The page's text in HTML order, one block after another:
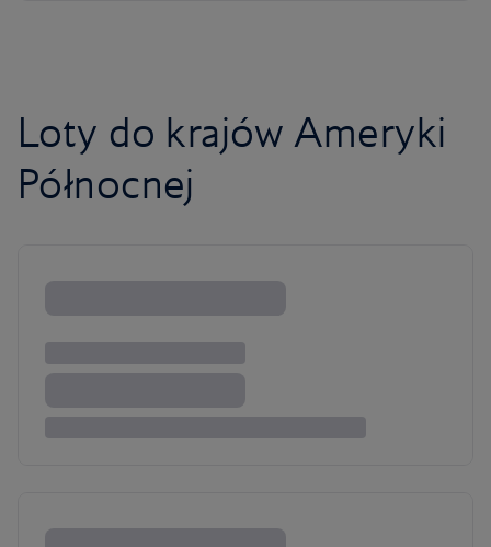
Loty do krajów Ameryki
Północnej